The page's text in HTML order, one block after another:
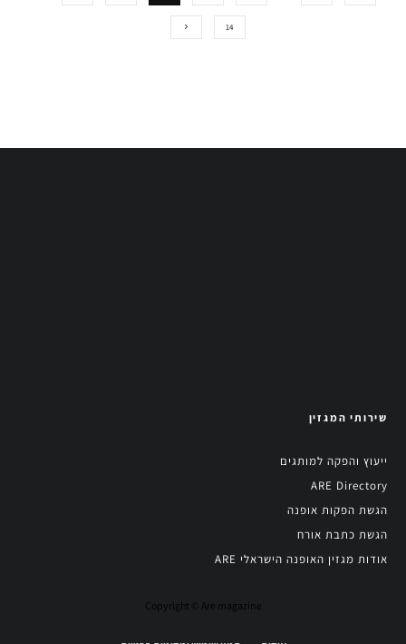
14
שירותי המגזין
ייעוץ והפקה למותגים
ARE Directory
הגשת הפקות אופנה
הגשת כתבת אורח
אודות מגזין האופנה הישראלי ARE
Copyright © Are magazine